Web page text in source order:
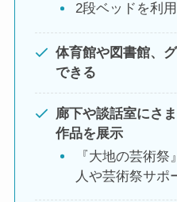
2段ベッドを利
体育館や図書館、
できる
廊下や談話室にさ
作品を展示
『大地の芸術
人や芸術祭サポ